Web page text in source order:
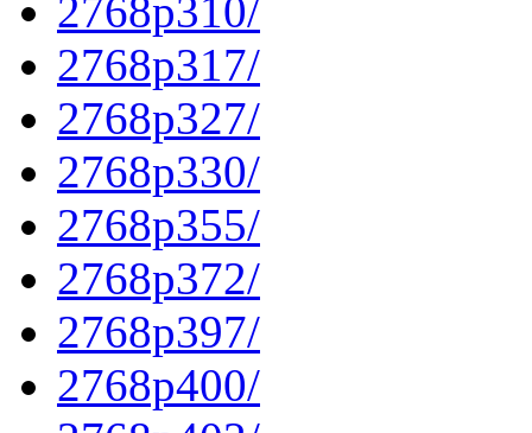
2768p310/
2768p317/
2768p327/
2768p330/
2768p355/
2768p372/
2768p397/
2768p400/